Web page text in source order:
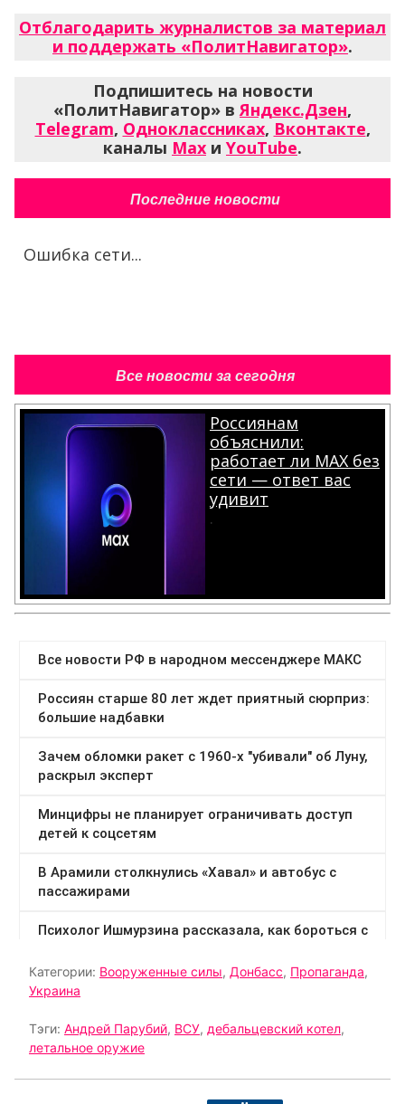
Отблагодарить журналистов за материал
и поддержать «ПолитНавигатор».
Подпишитесь на новости
«ПолитНавигатор» вЯндекс.Дзен,
Telegram, Одноклассниках, Вконтакте,
каналы Max и YouTube.
Последние новости
Ошибка сети...
Все новости за сегодня
Россиянам
объяснили:
работает ли MAX без
сети — ответ вас
удивит
.
Категории: Вооруженные силы, Донбасс, Пропаганда,
Украина
Тэги: Андрей Парубий, ВСУ, дебальцевский котел,
летальное оружие